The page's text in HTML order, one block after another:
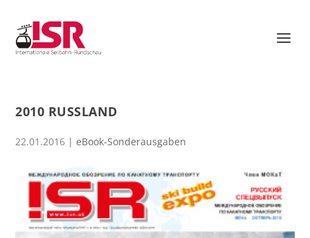
2010 RUSSLAND
22.01.2016 |eBook-Sonderausgaben